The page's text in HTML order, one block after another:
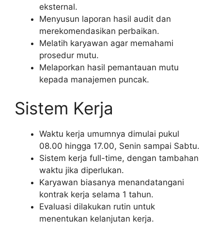
eksternal.
Menyusun laporan hasil audit dan
merekomendasikan perbaikan.
Melatih karyawan agar memahami
prosedur mutu.
Melaporkan hasil pemantauan mutu
kepada manajemen puncak.
Sistem Kerja
Waktu kerja umumnya dimulai pukul
08.00 hingga 17.00, Senin sampai Sabtu.
Sistem kerja full-time, dengan tambahan
waktu jika diperlukan.
Karyawan biasanya menandatangani
kontrak kerja selama 1 tahun.
Evaluasi dilakukan rutin untuk
menentukan kelanjutan kerja.